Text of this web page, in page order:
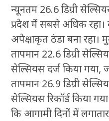
न्यूनतम 26.6 डिग्री
प्रदेश में सबसे अधिक रहा।
अपेक्षाकृत ठंडा बना
तापमान 22.6 डिग्री
सेल्सियस दर्ज किया गया,
तापमान 26.9 डिग्री
सेल्सियस रिकॉर्ड किया
कि आगामी दिनों में